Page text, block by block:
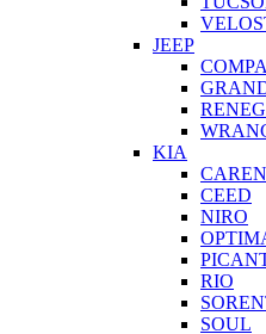
JEEP
KIA
CEED
NIRO
RIO
SOUL